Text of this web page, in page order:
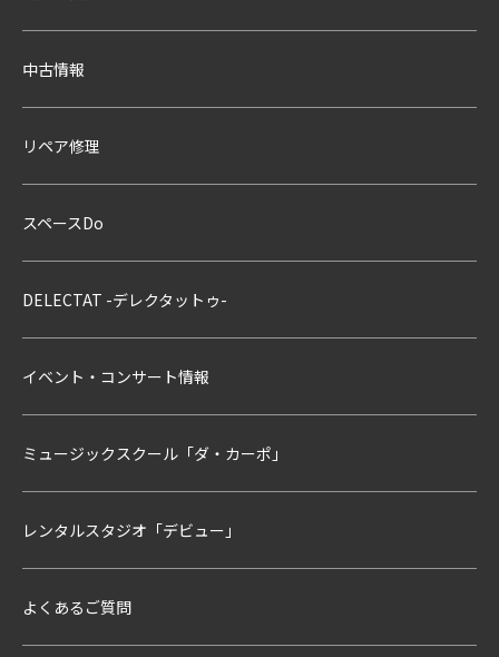
中古情報
リペア修理
スペースDo
DELECTAT -デレクタットゥ-
イベント・コンサート情報
ミュージックスクール「ダ・カーポ」
レンタルスタジオ「デビュー」
よくあるご質問